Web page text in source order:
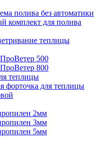
полива без автоматики
комплект для полива
теплицы
500
800
теплицы
форточка для теплицы
2мм
3мм
5мм